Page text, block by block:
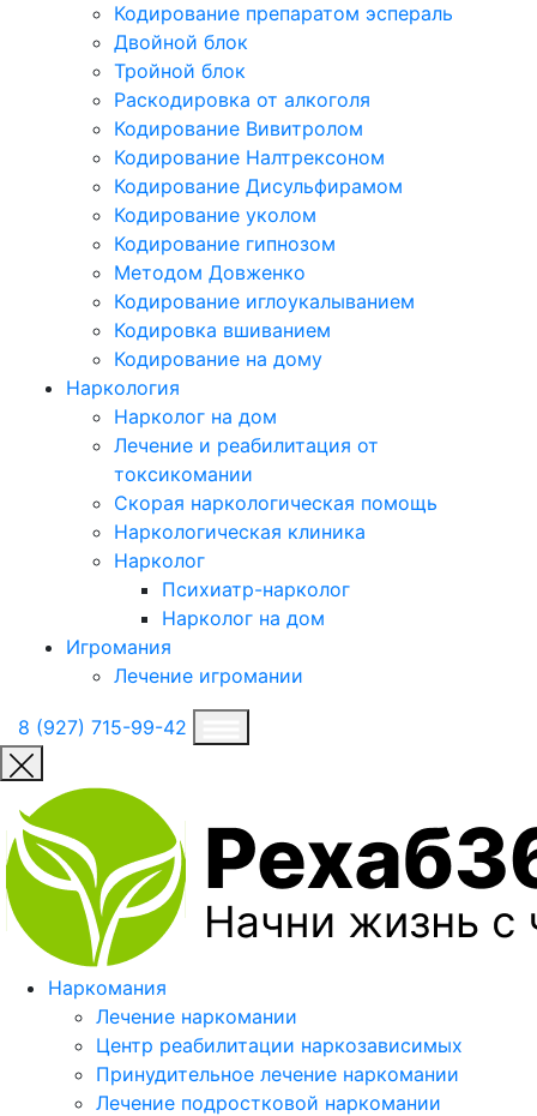
Кодирование препаратом эспераль
Двойной блок
Тройной блок
Раскодировка от алкоголя
Кодирование Вивитролом
Кодирование Налтрексоном
Кодирование Дисульфирамом
Кодирование уколом
Кодирование гипнозом
Методом Довженко
Кодирование иглоукалыванием
Кодировка вшиванием
Кодирование на дому
Наркология
Нарколог на дом
Лечение и реабилитация от
токсикомании
Скорая наркологическая помощь
Наркологическая клиника
Нарколог
Психиатр-нарколог
Нарколог на дом
Игромания
Лечение игромании
8 (927) 715-99-42
Наркомания
Лечение наркомании
Центр реабилитации наркозависимых
Принудительное лечение наркомании
Лечение подростковой наркомании